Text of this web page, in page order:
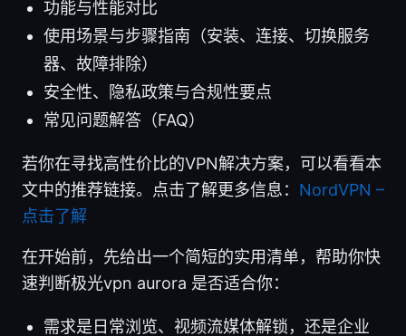
功能与性能对比
使用场景与步骤指南（安装、连接、切换服务
器、故障排除）
安全性、隐私政策与合规性要点
常见问题解答（FAQ）
若你在寻找高性价比的VPN解决方案，可以看看本
文中的推荐链接。点击了解更多信息： NordVPN –
点击了解
在开始前，先给出一个简短的实用清单，帮助你快
速判断极光vpn aurora 是否适合你：
需求是日常浏览、视频流媒体解锁，还是企业